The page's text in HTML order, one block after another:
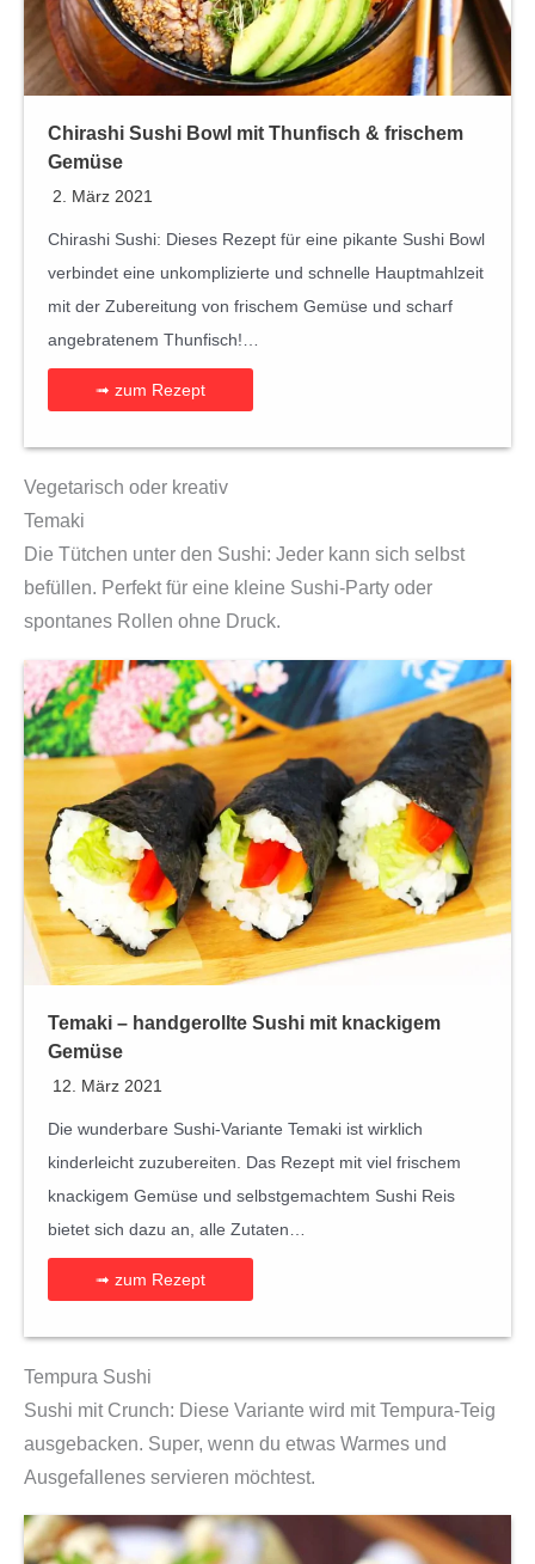
Chirashi Sushi Bowl mit Thunfisch & frischem
Gemüse
2. März 2021
Chirashi Sushi: Dieses Rezept für eine pikante Sushi Bowl
verbindet eine unkomplizierte und schnelle Hauptmahlzeit
mit der Zubereitung von frischem Gemüse und scharf
angebratenem Thunfisch!…
➟ zum Rezept
Vegetarisch oder kreativ
Temaki
Die Tütchen unter den Sushi: Jeder kann sich selbst
befüllen. Perfekt für eine kleine Sushi-Party oder
spontanes Rollen ohne Druck.
Temaki – handgerollte Sushi mit knackigem
Gemüse
12. März 2021
Die wunderbare Sushi-Variante Temaki ist wirklich
kinderleicht zuzubereiten. Das Rezept mit viel frischem
knackigem Gemüse und selbstgemachtem Sushi Reis
bietet sich dazu an, alle Zutaten…
➟ zum Rezept
Tempura Sushi
Sushi mit Crunch: Diese Variante wird mit Tempura-Teig
ausgebacken. Super, wenn du etwas Warmes und
Ausgefallenes servieren möchtest.